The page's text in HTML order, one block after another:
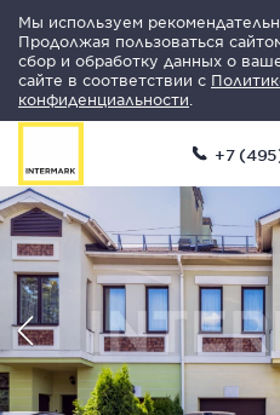
Мы используем
Продолжая пользоваться
сбор и обработку данных о
сайте в соответствии с
конфиденциальности
+7